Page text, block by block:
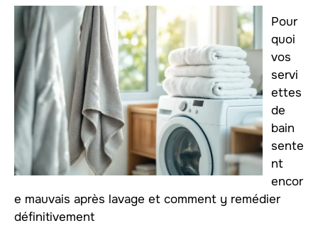
Pour
quoi
vos
servi
ettes
de
bain
sente
nt
encor
e mauvais après lavage et comment y remédier
définitivement